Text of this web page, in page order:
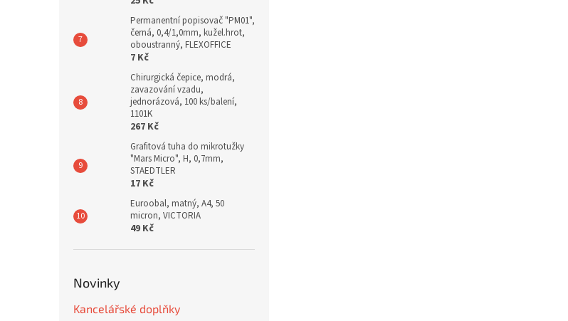
Permanentní popisovač "PM01",
černá, 0,4/1,0mm, kužel.hrot,
oboustranný, FLEXOFFICE
7 Kč
Chirurgická čepice, modrá,
zavazování vzadu,
jednorázová, 100 ks/balení,
1101K
267 Kč
Grafitová tuha do mikrotužky
"Mars Micro", H, 0,7mm,
STAEDTLER
17 Kč
Euroobal, matný, A4, 50
micron, VICTORIA
49 Kč
Novinky
Kancelářské doplňky